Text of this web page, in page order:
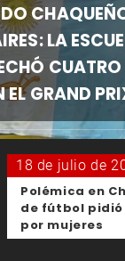
LA
CUATRO
EL GRAND
18 de julio de
Polémica en
de fútbol
por mujeres